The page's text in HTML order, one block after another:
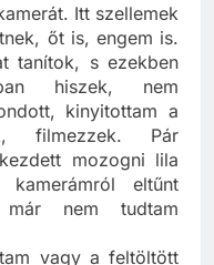
a szellemi ember
Itt szellemek
őt is, engem is.
tanítok, s ezekben
hiszek, nem
kinyitottam a
filmezzek. Pár
mozogni lila
eltűnt
nem tudtam